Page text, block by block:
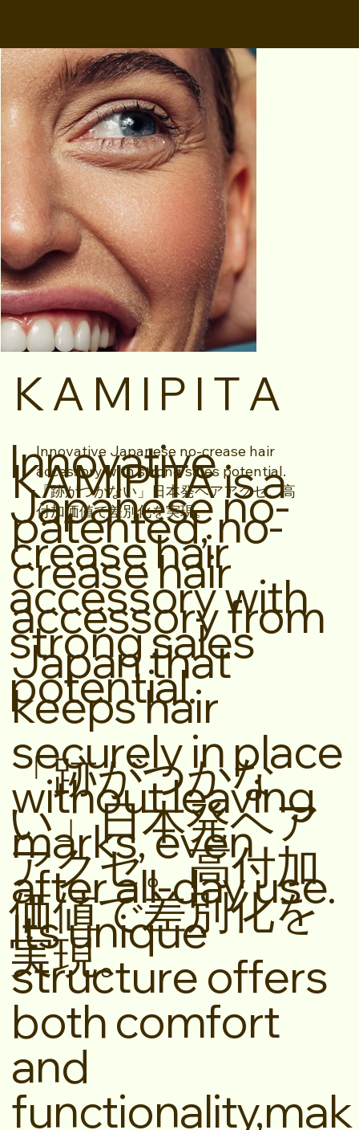
K A M I P I T A
Innovative Japanese no-crease hair
accessory with strong sales potential.
「跡がつかない」日本発ヘアアクセ。高
付加価値で差別化を実現。
Innovative
Japanese no-
crease hair
accessory with
strong sales
potential.
「跡がつかな
い」日本発ヘア
アクセ。高付加
価値で差別化を
実現。
KAMIPITA is a
patented, no-
crease hair
accessory from
Japan that
keeps hair
securely in place
without leaving
marks, even
after all-day use.
Its unique
structure offers
both comfort
and
functionality,mak